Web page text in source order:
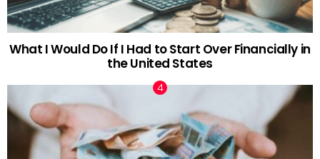
What I Would Do If I Had to Start Over Financially in
the United States